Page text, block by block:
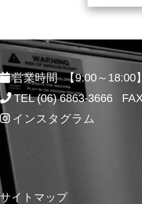
営業時間 【9:00～18:00】
TEL (06) 6863-3666
インスタグラム
サイトマップ